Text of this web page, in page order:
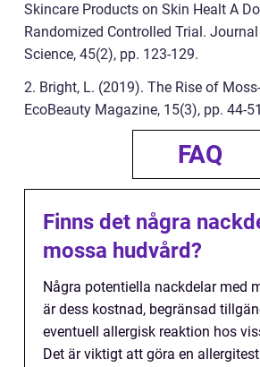
Skincare Products on Skin Healt A
Randomized Controlled Trial.
Science, 45(2), pp. 123-129.
2. Bright, L. (2019). The Rise of
EcoBeauty Magazine, 15(3), pp. 44-
FAQ
Finns det några
mossa hudvård?
Några potentiella nackdelar med
är dess kostnad, begränsad
eventuell allergisk reaktion hos
Det är viktigt att göra en